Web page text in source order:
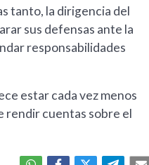
tanto, la dirigencia del
sus defensas ante la
responsabilidades
estar cada vez menos
rendir cuentas sobre el